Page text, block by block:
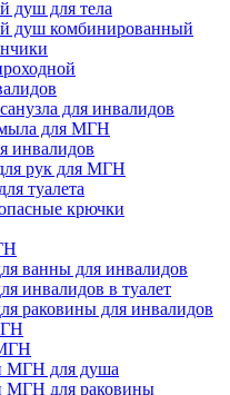
душ для тела
душ комбинированный
для инвалидов
для МГН
инвалидов
рук для МГН
туалета
крючки
ванны для инвалидов
инвалидов в туалет
раковины для инвалидов
МГН для душа
МГН для раковины